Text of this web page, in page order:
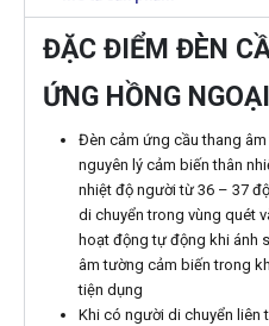
ĐẶC ĐIỂM ĐÈN
ỨNG HỒNG
Đèn cảm ứng cầu thang
nguyên lý cảm biến thân
nhiệt độ người từ 36 – 37
di chuyển trong vùng quét
hoạt động tự động khi ánh
âm tường cảm biến trong
tiện dụng
Khi có người di chuyển liên